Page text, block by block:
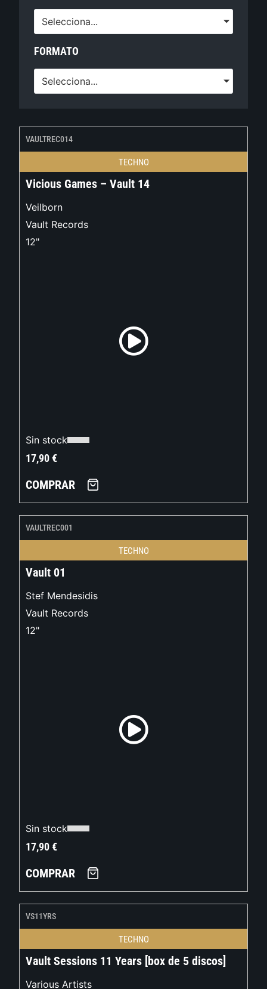
Selecciona...
FORMATO
Selecciona...
VAULTREC014
TECHNO
Vicious Games – Vault 14
Veilborn
Vault Records
12"
Sin stock
17,90€
COMPRAR
VAULTREC001
TECHNO
Vault 01
Stef Mendesidis
Vault Records
12"
Sin stock
17,90€
COMPRAR
VS11YRS
TECHNO
Vault Sessions 11 Years [box de 5 discos]
Various Artists